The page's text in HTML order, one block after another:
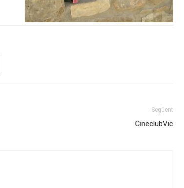
Següent
CineclubVic